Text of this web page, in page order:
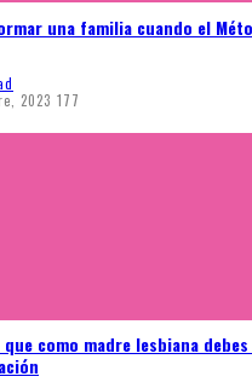
una familia cuando el
2023 177
que como madre lesbiana